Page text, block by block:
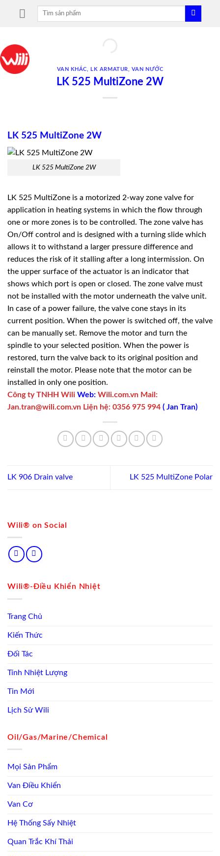
Tìm
Wili® on Social
Wili®-Điều Khiển Nhiệt
Trang Chủ
Kiến Thức
Đối Tác
Tính Nhiệt Lượng
Tin Mới
Lịch Sử Wili
Oil/Gas/Marine/Chemical
Mọi Sản Phẩm
Van Điều Khiển
Van Cơ
Hệ Thống Sấy Nhiệt
Quan Trắc Khí Thải
VAN KHÁC LK ARMATUR VAN NƯỚC
LK 525 MultiZone 2W
LK 525 MultiZone 2W
LK 525 MultiZone 2W
LK 525 MultiZone is a motorized 2-way zone ­valve for
application in heating systems in which the flow through
one or more zones is to be controlled. The zone valve has
On/Off control and is ­designed with a turning slide which
allows it to withstand a ­larger pressure difference and
reduces the risk of it stalling after a long intermission. On
the upper surface of the actuator is an indicator that
shows which port is open or closed. The zone valve must
not be installed with the motor underneath the valve unit.
In case of a power failure, the valve cone stays in its
current position. When the power is switched off, the valve
can be manually set. Remove the motor and turn the
spindle to your selected position. When the power is
restored, turn the valve back to its original position and
reinstall the ­motor. Please note that the motor can be
installed in only one position.
Công ty TNHH Wili Web: Wili.com.vn Mail:
Jan.tran@wili.com.vn Liện hệ: 0356 975 994 ( Jan Tran)
LK 906 Drain valve LK 525 MultiZone Polar